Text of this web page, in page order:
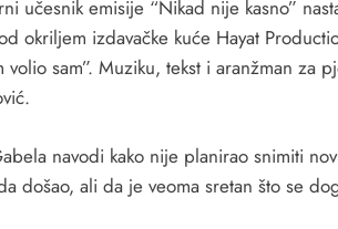
učesnik emisije “Nikad nije kasno”
okriljem izdavačke kuće Hayat
volio sam”. Muziku, tekst i aranžman za
navodi kako nije planirao snimiti
došao, ali da je veoma sretan što se